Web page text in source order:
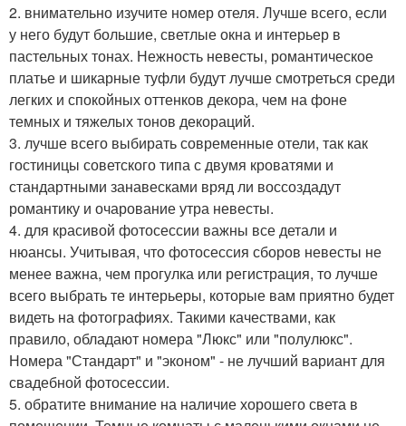
2. внимательно изучите номер отеля. Лучше всего, если
у него будут большие, светлые окна и интерьер в
пастельных тонах. Нежность невесты, романтическое
платье и шикарные туфли будут лучше смотреться среди
легких и спокойных оттенков декора, чем на фоне
темных и тяжелых тонов декораций.
3. лучше всего выбирать современные отели, так как
гостиницы советского типа с двумя кроватями и
стандартными занавесками вряд ли воссоздадут
романтику и очарование утра невесты.
4. для красивой фотосессии важны все детали и
нюансы. Учитывая, что фотосессия сборов невесты не
менее важна, чем прогулка или регистрация, то лучше
всего выбрать те интерьеры, которые вам приятно будет
видеть на фотографиях. Такими качествами, как
правило, обладают номера "Люкс" или "полулюкс".
Номера "Стандарт" и "эконом" - не лучший вариант для
свадебной фотосессии.
5. обратите внимание на наличие хорошего света в